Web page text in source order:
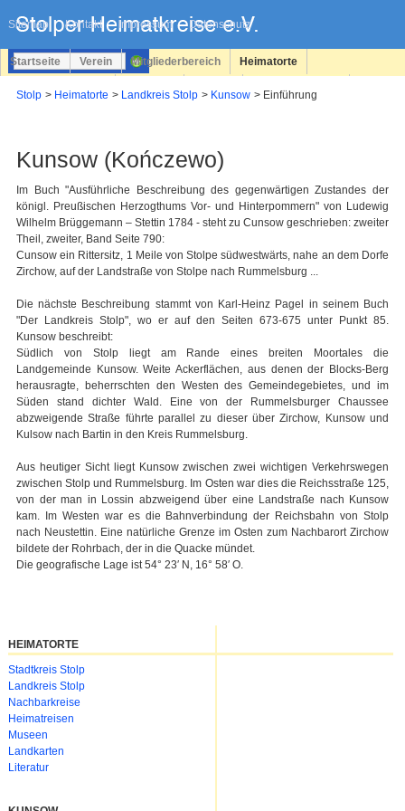
Sitemap Kontakt Impressum Datenschutz
überspringen
Startseite Verein Mitgliederbereich Heimatorte
Stolp Heimatorte Landkreis Stolp Kunsow Einführung
Kunsow (Kończewo)
Im Buch "Ausführliche Beschreibung des gegenwärtigen Zustandes der
königl. Preußischen Herzogthums Vor- und Hinterpommern" von Ludewig
Wilhelm Brüggemann – Stettin 1784 - steht zu Cunsow geschrieben: zweiter
Theil, zweiter, Band Seite 790:
Cunsow ein Rittersitz, 1 Meile von Stolpe südwestwärts, nahe an dem Dorfe
Zirchow, auf der Landstraße von Stolpe nach Rummelsburg ...
Die nächste Beschreibung stammt von Karl-Heinz Pagel in seinem Buch
"Der Landkreis Stolp", wo er auf den Seiten 673-675 unter Punkt 85.
Kunsow beschreibt:
Südlich von Stolp liegt am Rande eines breiten Moortales die
Landgemeinde Kunsow. Weite Ackerflächen, aus denen der Blocks-Berg
herausragte, beherrschten den Westen des Gemeindegebietes, und im
Süden stand dichter Wald. Eine von der Rummelsburger Chaussee
abzweigende Straße führte parallel zu dieser über Zirchow, Kunsow und
Kulsow nach Bartin in den Kreis Rummelsburg.
Aus heutiger Sicht liegt Kunsow zwischen zwei wichtigen Verkehrswegen
zwischen Stolp und Rummelsburg. Im Osten war dies die Reichsstraße 125,
von der man in Lossin abzweigend über eine Landstraße nach Kunsow
kam. Im Westen war es die Bahnverbindung der Reichsbahn von Stolp
nach Neustettin. Eine natürliche Grenze im Osten zum Nachbarort Zirchow
bildete der Rohrbach, der in die Quacke mündet.
Die geografische Lage ist 54° 23′ N, 16° 58′ O.
HEIMATORTE
Navigation
überspringen
Stadtkreis Stolp
Landkreis Stolp
Nachbarkreise
Heimatreisen
Museen
Landkarten
Literatur